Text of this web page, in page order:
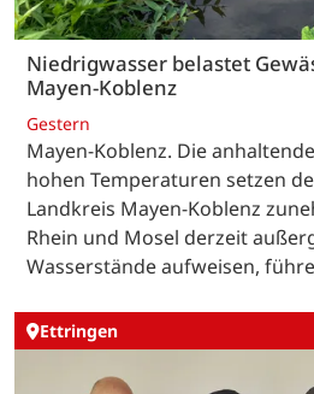
Niedrigwasser belastet
Mayen-Koblenz
Gestern
Mayen-Koblenz. Die
hohen Temperaturen setzen
Landkreis Mayen-Koblenz
Rhein und Mosel derzeit
Wasserstände aufweisen,
Ettringen